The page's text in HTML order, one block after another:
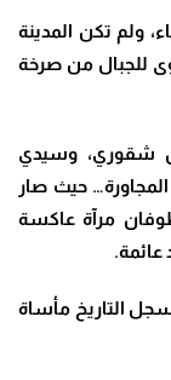
ولم تكن المدينة
للجبال من صرخة
شقوري، وسيدي
المجاورة… حيث صار
مرآة عاكسة
عائمة.
التاريخ مأساة